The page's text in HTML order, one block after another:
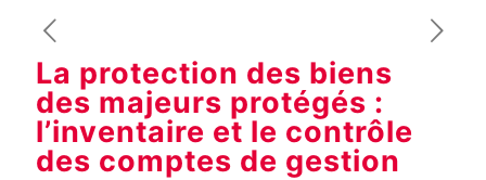
La protection des biens
des majeurs protégés :
l’inventaire et le contrôle
des comptes de gestion